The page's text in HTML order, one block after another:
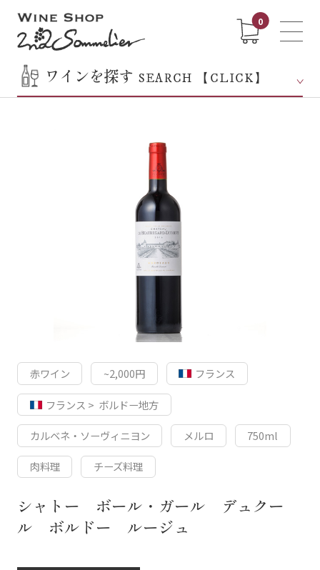
0
ワインを探す SEARCH 【CLICK】
赤ワイン ~2,000円 フランス
フランス > ボルドー地方
カルベネ・ソーヴィニヨン メルロ 750ml
肉料理 チーズ料理
シャトー ボール・ガール デュクー
ル ボルドー ルージュ